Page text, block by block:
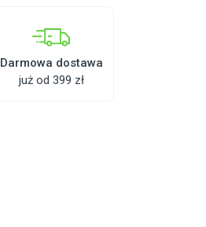
Darmowa dostawa
już od 399 zł